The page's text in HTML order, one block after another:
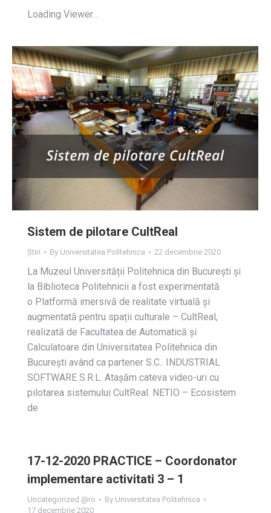
Loading Viewer…
Sistem de pilotare CultReal
Știri By Universitatea Politehnica 22 decembrie 2020
La Muzeul Universității Politehnica din București și
la Biblioteca Politehnicii a fost experimentată
o Platformă imersivă de realitate virtuală și
augmentată pentru spații culturale – CultReal,
realizată de Facultatea de Automatică și
Calculatoare din Universitatea Politehnica din
București având ca partener S.C.. INDUSTRIAL
SOFTWARE S.R.L. Atașăm cateva video-uri cu
pilotarea sistemului CultReal. NETIO – Ecosistem
de
17-12-2020 PRACTICE – Coordonator
implementare activitati 3 – 1
Uncategorized @ro By Universitatea Politehnica
17 decembrie 2020